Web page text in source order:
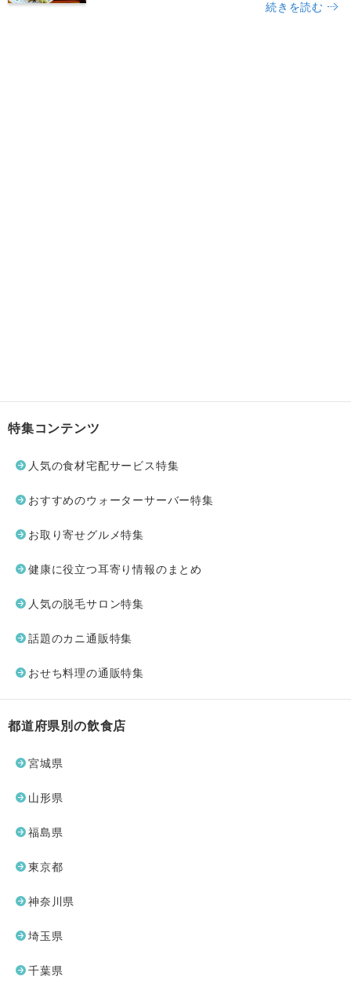
に味わえるのは嬉しいですよね。今回はそんな夢庵のグランドメ
続きを読む
特集コンテンツ
人気の食材宅配サービス特集
おすすめのウォーターサーバー特集
お取り寄せグルメ特集
健康に役立つ耳寄り情報のまとめ
人気の脱毛サロン特集
話題のカニ通販特集
おせち料理の通販特集
都道府県別の飲食店
宮城県
山形県
福島県
東京都
神奈川県
埼玉県
千葉県